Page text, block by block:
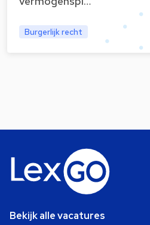
Burgerlijk recht
Bekijk alle vacatures